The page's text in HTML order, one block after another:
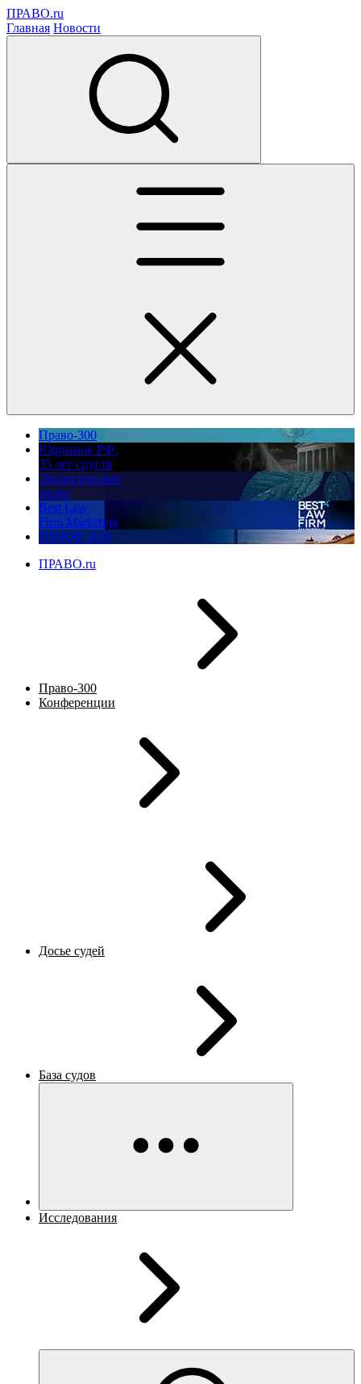
ПРАВО.ru
Главная Новости
Право-300
Юррынок РФ:
35 лет спустя
Экологическое
право
Best Law
Firm Marketing
ПМЮФ 2026
ПРАВО.ru
Право-300
Конференции
Досье судей
База судов
Исследования